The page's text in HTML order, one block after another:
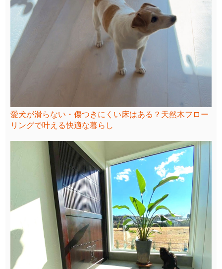
愛犬が滑らない・傷つきにくい床はある？天然木フロー
リングで叶える快適な暮らし